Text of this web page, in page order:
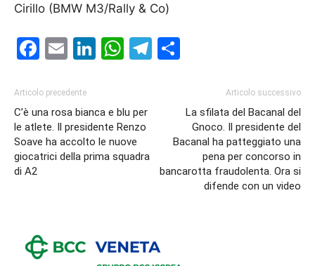
Cirillo (BMW M3/Rally & Co)
Facebook
EmailLinkedIn
WhatsApp
Telegram
Articolo precedente
C’è una rosa bianca e blu per
le atlete. Il presidente Renzo
Soave ha accolto le nuove
giocatrici della prima squadra
di A2
Articolo successivo
La sfilata del Bacanal del
Gnoco. Il presidente del
Bacanal ha patteggiato una
pena per concorso in
bancarotta fraudolenta. Ora si
difende con un video